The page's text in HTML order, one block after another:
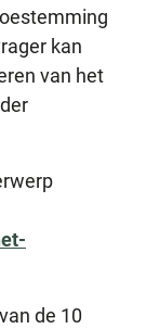
kan
van het
de 10